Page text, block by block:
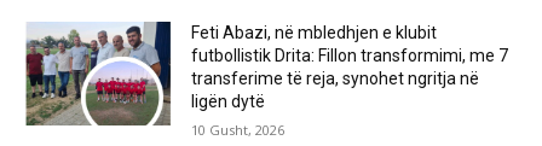
Feti Abazi, në mbledhjen e klubit
futbollistik Drita: Fillon transformimi, me 7
transferime të reja, synohet ngritja në
ligën dytë
10 Gusht, 2026